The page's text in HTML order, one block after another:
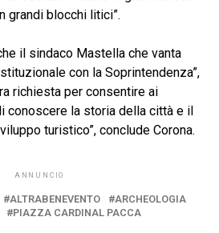
grandi blocchi litici”.
il sindaco Mastella che vanta
con la Soprintendenza”,
richiesta per consentire ai
conoscere la storia della città e il
turistico”, conclude Corona.
ANNUNCIO
ALTRABENEVENTO
ARCHEOLOGIA
PIAZZA CARDINAL PACCA